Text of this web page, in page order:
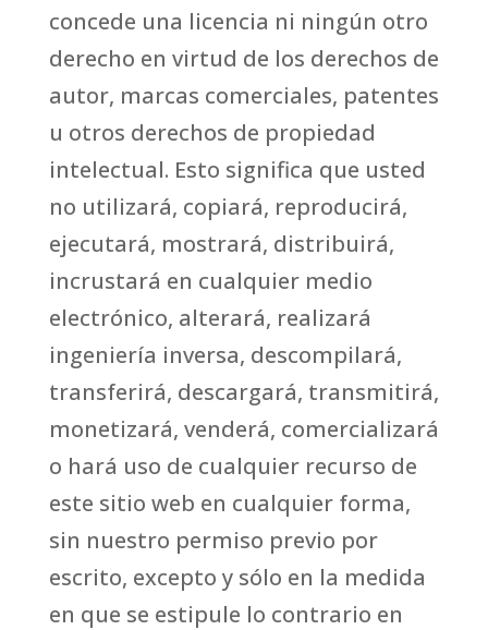
concede una licencia ni ningún otro
derecho en virtud de los derechos de
autor, marcas comerciales, patentes
u otros derechos de propiedad
intelectual. Esto significa que usted
no utilizará, copiará, reproducirá,
ejecutará, mostrará, distribuirá,
incrustará en cualquier medio
electrónico, alterará, realizará
ingeniería inversa, descompilará,
transferirá, descargará, transmitirá,
monetizará, venderá, comercializará
o hará uso de cualquier recurso de
este sitio web en cualquier forma,
sin nuestro permiso previo por
escrito, excepto y sólo en la medida
en que se estipule lo contrario en